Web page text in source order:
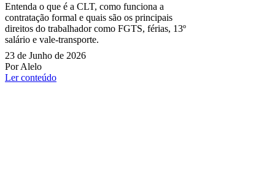
Entenda o que é a CLT, como funciona a
contratação formal e quais são os principais
direitos do trabalhador como FGTS, férias, 13º
salário e vale-transporte.
23 de Junho de 2026
Por Alelo
Ler conteúdo